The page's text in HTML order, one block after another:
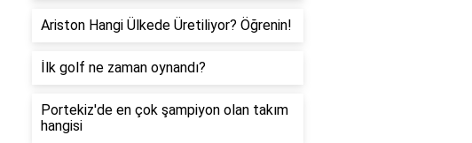
Ariston Hangi Ülkede Üretiliyor? Öğrenin!
İlk golf ne zaman oynandı?
Portekiz'de en çok şampiyon olan takım
hangisi